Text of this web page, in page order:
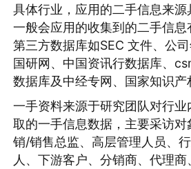
具体行业，应用的二手信息来源
一般会应用的收集到的二手信息
第三方数据库如SEC 文件、公司
国研网、中国资讯行数据库、
数据库及中经专网、国家知识产
一手资料来源于研究团队对行
取的一手信息数据，主要采访
销/销售总监、高层管理人员、
人、下游客户、分销商、代理